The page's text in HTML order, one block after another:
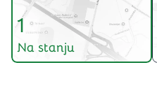
1
Na stanju